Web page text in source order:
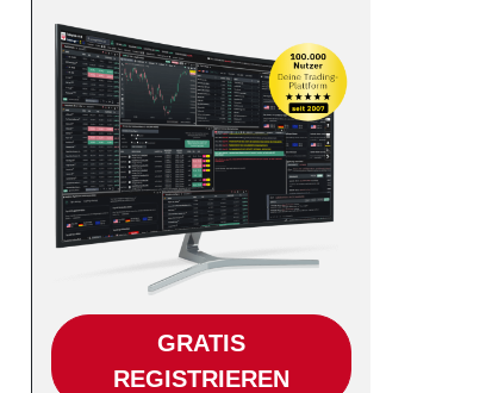
GRATIS
REGISTRIEREN